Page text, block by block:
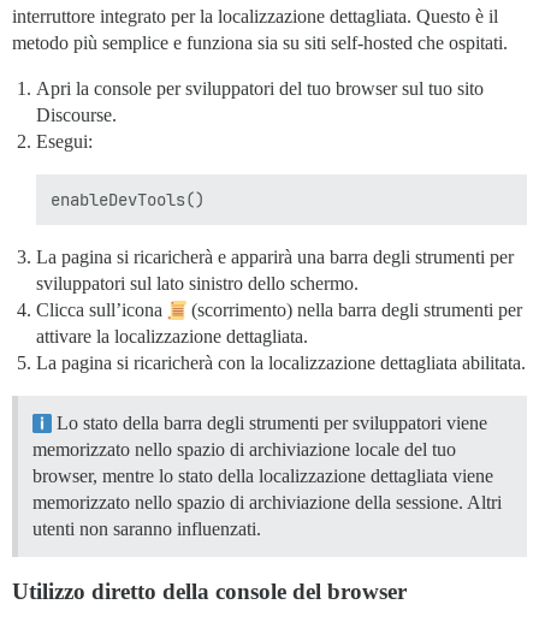
interruttore integrato per la localizzazione dettagliata. Questo è il
metodo più semplice e funziona sia su siti self-hosted che ospitati.
Apri la console per sviluppatori del tuo browser sul tuo sito
Discourse.
Esegui:
La pagina si ricaricherà e apparirà una barra degli strumenti per
sviluppatori sul lato sinistro dello schermo.
Clicca sull’icona
(scorrimento) nella barra degli strumenti per
attivare la localizzazione dettagliata.
La pagina si ricaricherà con la localizzazione dettagliata abilitata.
Lo stato della barra degli strumenti per sviluppatori viene
memorizzato nello spazio di archiviazione locale del tuo
browser, mentre lo stato della localizzazione dettagliata viene
memorizzato nello spazio di archiviazione della sessione. Altri
utenti non saranno influenzati.
Utilizzo diretto della console del browser